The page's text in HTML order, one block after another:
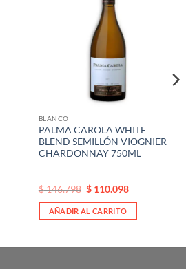
BLANCO
PALMA CAROLA WHITE
BLEND SEMILLÓN VIOGNIER
CHARDONNAY 750ML
El
precio
original
era:
$146.798 El
actual
es:
$110.098
AÑADIR AL CARRITO